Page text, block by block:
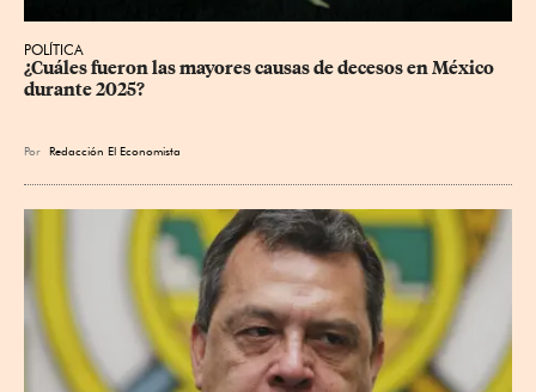
POLÍTICA
¿Cuáles fueron las mayores causas de decesos en México
durante 2025?
Por Redacción El Economista